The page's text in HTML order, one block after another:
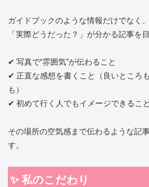
ガイドブックのような情報だけでなく、
「実際どうだった？」が分かる記事を
✔ 写真で“雰囲気”が伝わること
✔ 正直な感想を書くこと（良いところ
も）
✔ 初めて行く人でもイメージできること
その場所の空気感まで伝わるような記
す。
✨ 私のこだわり